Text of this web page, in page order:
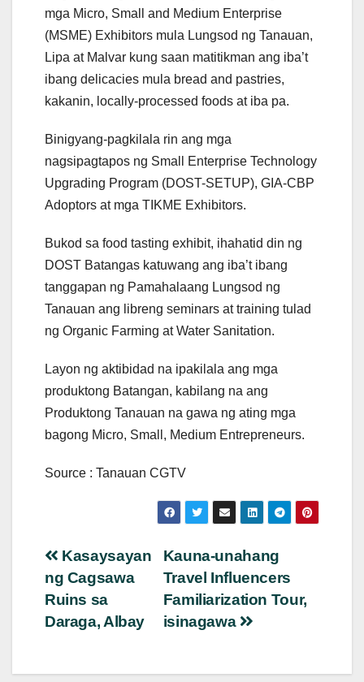
mga Micro, Small and Medium Enterprise
(MSME) Exhibitors mula Lungsod ng Tanauan,
Lipa at Malvar kung saan matitikman ang iba’t
ibang delicacies mula bread and pastries,
kakanin, locally-processed foods at iba pa.
Binigyang-pagkilala rin ang mga
nagsipagtapos ng Small Enterprise Technology
Upgrading Program (DOST-SETUP), GIA-CBP
Adoptors at mga TIKME Exhibitors.
Bukod sa food tasting exhibit, ihahatid din ng
DOST Batangas katuwang ang iba’t ibang
tanggapan ng Pamahalaang Lungsod ng
Tanauan ang libreng seminars at training tulad
ng Organic Farming at Water Sanitation.
Layon ng aktibidad na ipakilala ang mga
produktong Batangan, kabilang na ang
Produktong Tanauan na gawa ng ating mga
bagong Micro, Small, Medium Entrepreneurs.
Source : Tanauan CGTV
Post
navigation
Kauna-unahang
Travel Influencers
Familiarization Tour,
isinagawa
Kasaysayan
ng Cagsawa
Ruins sa
Daraga, Albay